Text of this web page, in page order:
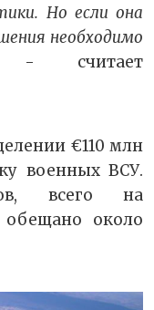
Но если она
необходимо
- считает
€110 млн
военных ВСУ.
всего на
около